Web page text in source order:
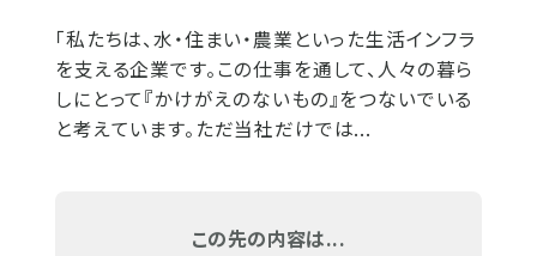
「私たちは、水・住まい・農業といった生活インフラ
を支える企業です。この仕事を通して、人々の暮ら
しにとって『かけがえのないもの』をつないでいる
と考えています。ただ当社だけでは...
この先の内容は...